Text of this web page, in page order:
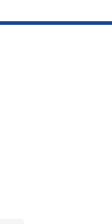
30, Stockholm,